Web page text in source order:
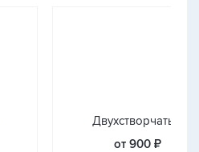
Двухстворчатые
от 900 ₽